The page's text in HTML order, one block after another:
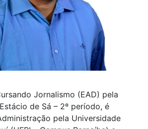
Jornalismo (EAD) pela
de Sá – 2º período, é
pela Universidade